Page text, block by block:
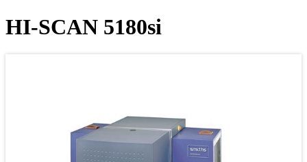
HI-SCAN 5180si